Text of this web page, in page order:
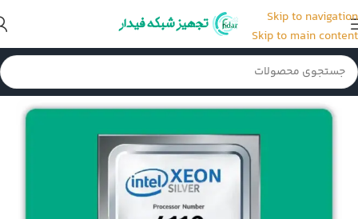
Skip to navigation
Skip to main content
خانه/CPU سرور /CPU سرور G10